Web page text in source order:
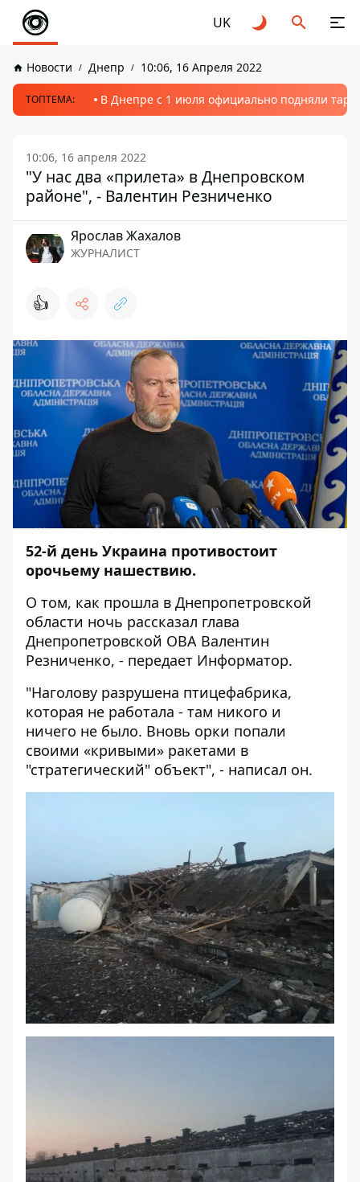
UK
Новости Днепр 10:06, 16 Апреля 2022
ТОПТЕМА: В Днепре с 1 июля официально подняли
10:06, 16 апреля 2022
"У нас два «прилета» в Днепровском
районе", - Валентин Резниченко
Ярослав Жахалов
ЖУРНАЛИСТ
👍
52-й день Украина противостоит
орочьему нашествию.
О том, как прошла в Днепропетровской
области ночь рассказал глава
Днепропетровской ОВА Валентин
Резниченко, - передает Информатор.
"Наголову разрушена птицефабрика,
которая не работала - там никого и
ничего не было. Вновь орки попали
своими «кривыми» ракетами в
"стратегический" объект", - написал он.